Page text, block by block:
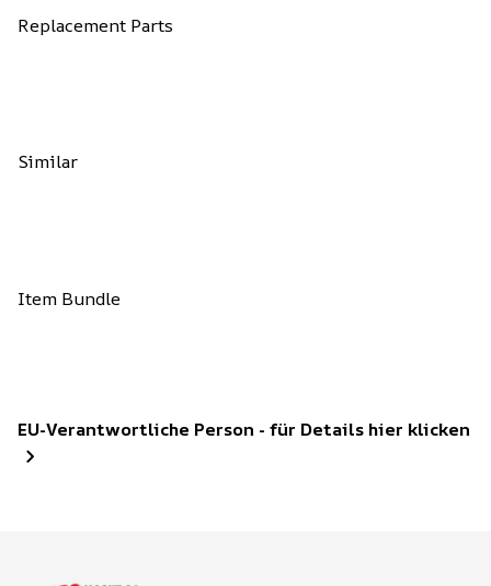
Replacement Parts
Similar
Item Bundle
EU-Verantwortliche Person - für Details hier klicken